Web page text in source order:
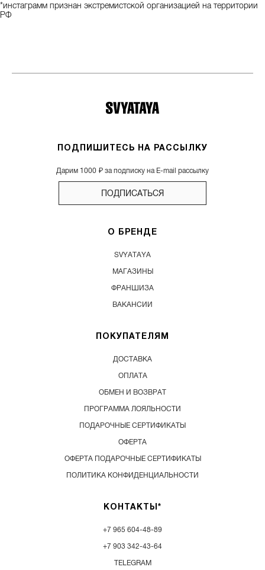
*инстаграмм признан экстремистской организацией на территории
РФ
О БРЕНДЕ
SVYATAYA
МАГАЗИНЫ
ФРАНШИЗА
ВАКАНСИИ
ПОКУПАТЕЛЯМ
ДОСТАВКА
ОПЛАТА
ОБМЕН И ВОЗВРАТ
ПРОГРАММА ЛОЯЛЬНОСТИ
ПОДАРОЧНЫЕ СЕРТИФИКАТЫ
ОФЕРТА
ОФЕРТА ПОДАРОЧНЫЕ СЕРТИФИКАТЫ
ПОЛИТИКА КОНФИДЕНЦИАЛЬНОСТИ
КОНТАКТЫ*
+7 965 604-48-89
+7 903 342-43-64
TELEGRAM
ПОДПИШИТЕСЬ НА РАССЫЛКУ
Дарим 1000 ₽ за подписку на E-mail рассылку
ПОДПИСАТЬСЯ